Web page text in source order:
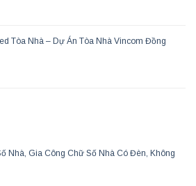
Tòa Nhà – Dự Án Tòa Nhà Vincom Đồng
Nhà, Gia Công Chữ Số Nhà Có Đèn, Không